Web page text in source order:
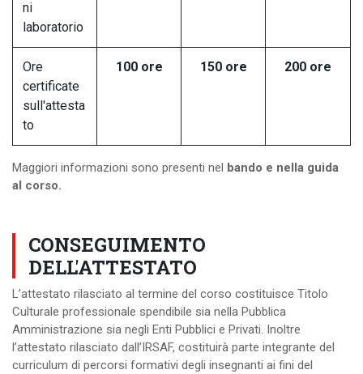
ni
laboratorio
Ore
certificate
sull'attesta
to
100 ore 150 ore 200 ore
Maggiori informazioni sono presenti nel bando e nella guida
al corso.
CONSEGUIMENTO
DELL'ATTESTATO
L’attestato rilasciato al termine del corso costituisce Titolo
Culturale professionale spendibile sia nella Pubblica
Amministrazione sia negli Enti Pubblici e Privati. Inoltre
l’attestato rilasciato dall’IRSAF, costituirà parte integrante del
curriculum di percorsi formativi degli insegnanti ai fini del